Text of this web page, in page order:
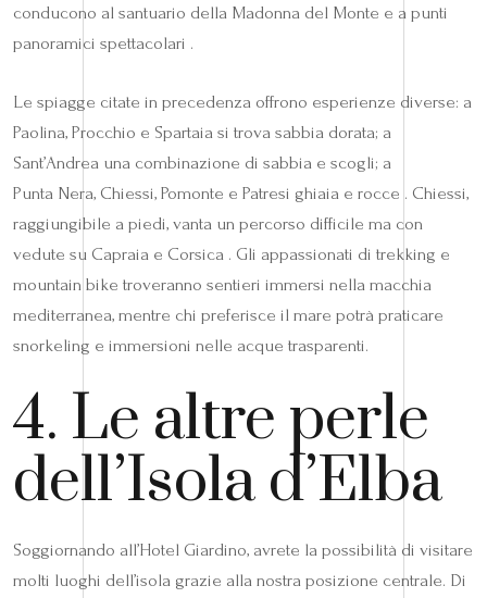
conducono al santuario della Madonna del Monte e a punti
panoramici spettacolari .
Le spiagge citate in precedenza offrono esperienze diverse: a
Paolina, Procchio e Spartaia si trova sabbia dorata; a
Sant’Andrea una combinazione di sabbia e scogli; a
Punta Nera, Chiessi, Pomonte e Patresi ghiaia e rocce . Chiessi,
raggiungibile a piedi, vanta un percorso difficile ma con
vedute su Capraia e Corsica . Gli appassionati di trekking e
mountain bike troveranno sentieri immersi nella macchia
mediterranea, mentre chi preferisce il mare potrà praticare
snorkeling e immersioni nelle acque trasparenti.
4. Le altre perle
dell’Isola d’Elba
Soggiornando all’Hotel Giardino, avrete la possibilità di visitare
molti luoghi dell’isola grazie alla nostra posizione centrale. Di